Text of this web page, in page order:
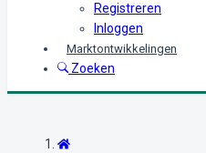
Registreren
Inloggen
Marktontwikkelingen
Zoeken